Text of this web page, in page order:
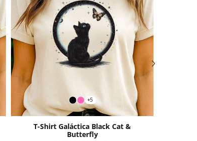
+5
T-Shirt Galáctica Black Cat &
Butterfly